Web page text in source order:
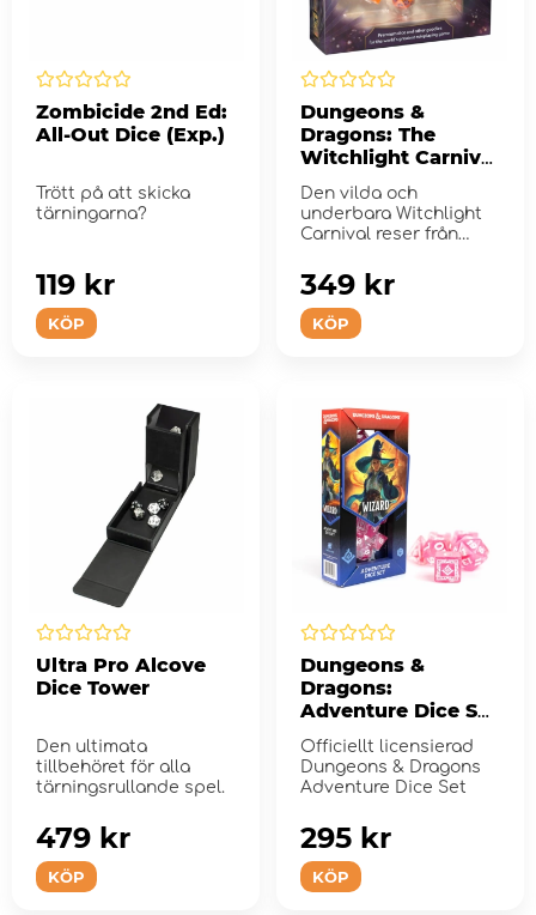
Zombicide 2nd Ed:
All-Out Dice (Exp.)
Trött på att skicka
tärningarna?
KÖP
119 kr
Dungeons &
Dragons: The
Witchlight Carnival
Dice & Miscellany
Den vilda och
underbara Witchlight
Carnival reser från
KÖP
349 kr
Ultra Pro Alcove
Dice Tower
Den ultimata
tillbehöret för alla
tärningsrullande spel.
KÖP
479 kr
Dungeons &
Dragons:
Adventure Dice Set
Officiellt licensierad
Dungeons & Dragons
Adventure Dice Set
KÖP
295 kr